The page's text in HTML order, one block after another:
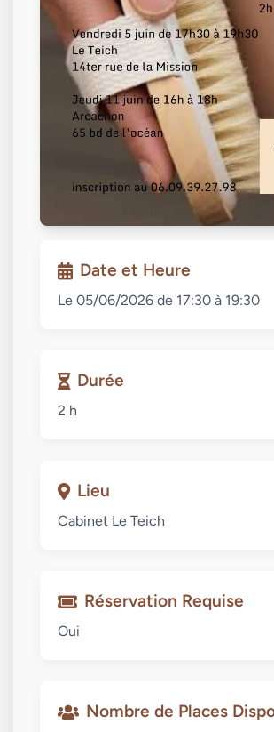
Date et Heure
Le 05/06/2026 de 17:30 à 19:30
Durée
2 h
Lieu
Cabinet Le Teich
Réservation Requise
Oui
Nombre de Places